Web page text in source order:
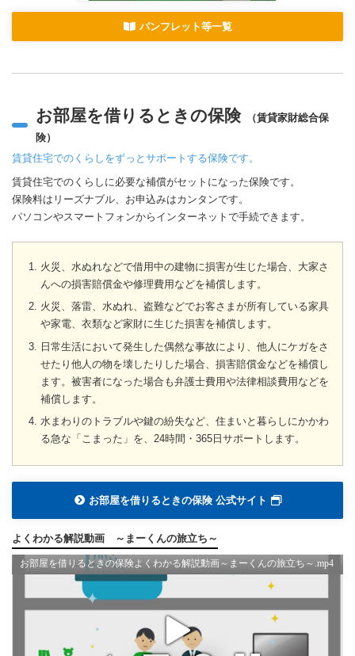
パンフレット等一覧
お部屋を借りるときの保険
（賃貸家財総合保
険）
賃貸住宅でのくらしをずっとサポートする保険です。
賃貸住宅でのくらしに必要な補償がセットになった保険です。
保険料はリーズナブル、お申込みはカンタンです。
パソコンやスマートフォンからインターネットで手続できます。
火災、水ぬれなどで借用中の建物に損害が生じた場合、大家さ
んへの損害賠償金や修理費用などを補償します。
火災、落雷、水ぬれ、盗難などでお客さまが所有している家具
や家電、衣類など家財に生じた損害を補償します。
日常生活において発生した偶然な事故により、他人にケガをさ
せたり他人の物を壊したりした場合、損害賠償金などを補償し
ます。被害者になった場合も弁護士費用や法律相談費用などを
補償します。
水まわりのトラブルや鍵の紛失など、住まいと暮らしにかかわ
る急な「こまった」を、24時間・365日サポートします。
お部屋を借りるときの保険 公式サイト
よくわかる解説動画 ～まーくんの旅立ち～